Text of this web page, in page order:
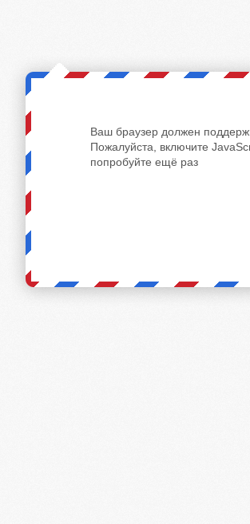
Ваш браузер должен
Пожалуйста, включите
попробуйте ещё раз